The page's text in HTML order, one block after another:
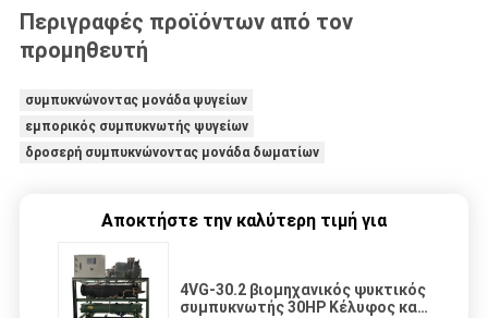
Περιγραφές προϊόντων από τον
προμηθευτή
συμπυκνώνοντας μονάδα ψυγείων
εμπορικός συμπυκνωτής ψυγείων
δροσερή συμπυκνώνοντας μονάδα δωματίων
Αποκτήστε την καλύτερη τιμή για
4VG-30.2 βιομηχανικός ψυκτικός
συμπυκνωτής 30HP Κέλυφος και